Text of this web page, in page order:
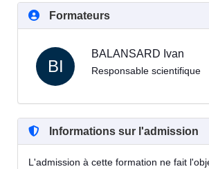
Formateurs
BI
BALANSARD Ivan
Responsable scientifique
Informations sur l'admission
L'admission à cette formation ne fait